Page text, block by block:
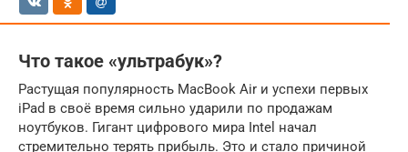
Что такое «ультрабук»?
Растущая популярность MacBook Air и успехи первых
iPad в своё время сильно ударили по продажам
ноутбуков. Гигант цифрового мира Intel начал
стремительно терять прибыль. Это и стало причиной